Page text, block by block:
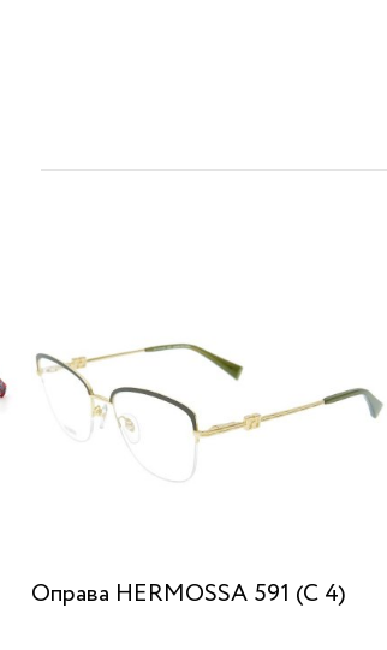
Оправа HERMOSSA 591 (C 4)